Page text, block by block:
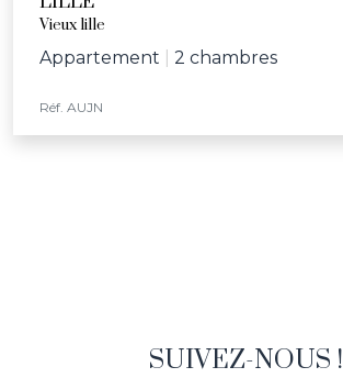
Vieux lille
Appartement 2 chambres
Réf. AUJN
SUIVEZ-NOUS !